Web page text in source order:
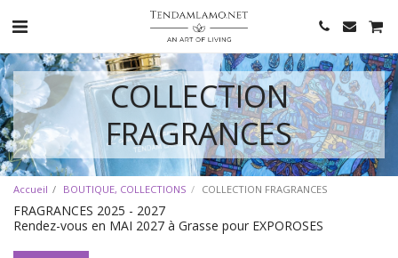
COLLECTION
FRAGRANCES
Accueil BOUTIQUE, COLLECTIONS COLLECTION FRAGRANCES
FRAGRANCES 2025 - 2027
Rendez-vous en MAI 2027 à Grasse pour EXPOROSES